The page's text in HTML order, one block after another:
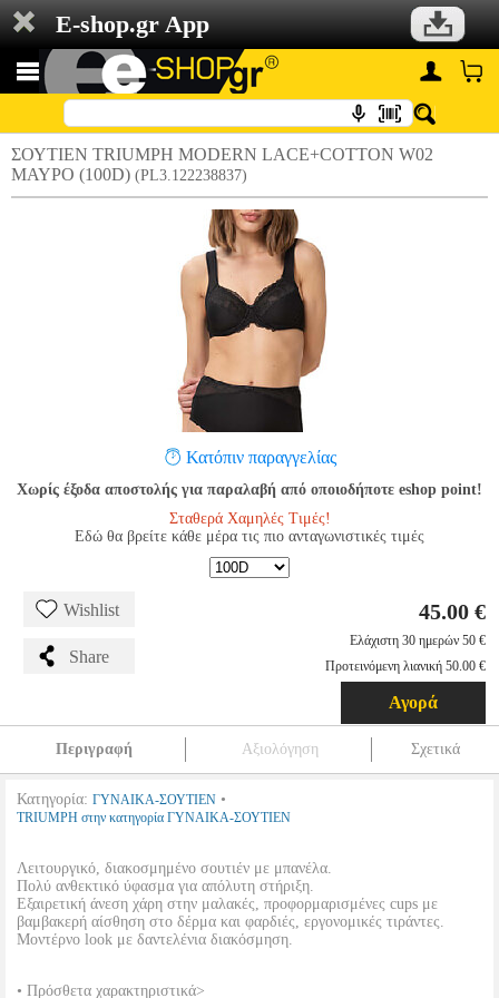
E-shop.gr App
ΣΟΥΤΙΕΝ TRIUMPH MODERN LACE+COTTON W02
ΜΑΥΡΟ (100D) (PL3.122238837)
Κατόπιν παραγγελίας
Χωρίς έξοδα αποστολής για παραλαβή από οποιοδήποτε eshop point!
Σταθερά Χαμηλές Τιμές!
Εδώ θα βρείτε κάθε μέρα τις πιο ανταγωνιστικές τιμές
Wishlist
Share
45.00 €
Ελάχιστη 30 ημερών 50 €
Προτεινόμενη λιανική 50.00 €
Αγορά
Περιγραφή Αξιολόγηση Σχετικά
Κατηγορία: ΓΥΝΑΙΚΑ-ΣΟΥΤΙΕΝ •
TRIUMPH στην κατηγορία ΓΥΝΑΙΚΑ-ΣΟΥΤΙΕΝ
Λειτουργικό, διακοσμημένο σουτιέν με μπανέλα.
Πολύ ανθεκτικό ύφασμα για απόλυτη στήριξη.
Εξαιρετική άνεση χάρη στην μαλακές, προφορμαρισμένες cups με
βαμβακερή αίσθηση στο δέρμα και φαρδιές, εργονομικές τιράντες.
Μοντέρνο look με δαντελένια διακόσμηση.
• Πρόσθετα χαρακτηριστικά>